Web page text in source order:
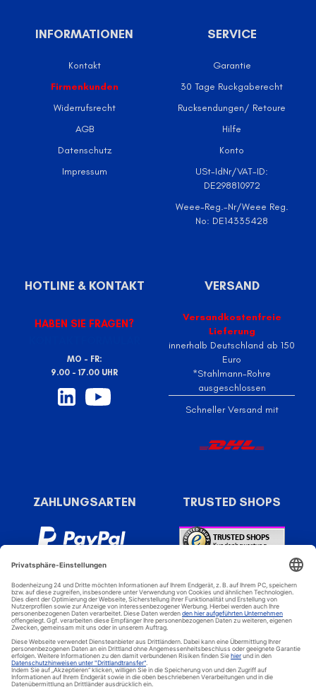
INFORMATIONEN
Kontakt
Firmenkunden
Widerrufsrecht
AGB
Datenschutz
Impressum
SERVICE
Garantie
30 Tage Ruckgaberecht
Rucksendungen/ Retoure
Hilfe
Konto
USt-IdNr/VAT-ID:
DE298810972
Weee-Reg.-Nr/Weee Reg.
No: DE14335428
HOTLINE & KONTAKT
HABEN SIE FRAGEN?
MO - FR:
9.00 - 17.00 UHR
VERSAND
Versandkostenfreie
Lieferung
innerhalb Deutschland ab 150
Euro
*Stahlmann-Rohre
ausgeschlossen
Schneller Versand mit
ZAHLUNGSARTEN TRUSTED SHOPS